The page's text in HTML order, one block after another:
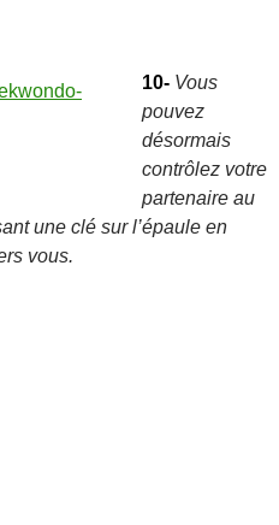
10- Vous
pouvez
désormais
contrôlez votre
partenaire au
une clé sur l’épaule en
vous.